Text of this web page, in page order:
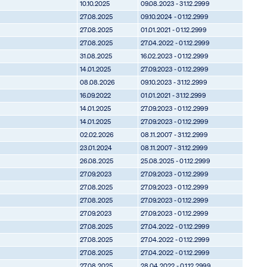
10.10.2025
09.08.2023 - 31.12.2999
27.08.2025
09.10.2024 - 01.12.2999
27.08.2025
01.01.2021 - 01.12.2999
27.08.2025
27.04.2022 - 01.12.2999
31.08.2025
16.02.2023 - 01.12.2999
14.01.2025
27.09.2023 - 01.12.2999
08.08.2026
09.10.2023 - 31.12.2999
16.09.2022
01.01.2021 - 31.12.2999
14.01.2025
27.09.2023 - 01.12.2999
14.01.2025
27.09.2023 - 01.12.2999
02.02.2026
08.11.2007 - 31.12.2999
23.01.2024
08.11.2007 - 31.12.2999
26.08.2025
25.08.2025 - 01.12.2999
27.09.2023
27.09.2023 - 01.12.2999
27.08.2025
27.09.2023 - 01.12.2999
27.08.2025
27.09.2023 - 01.12.2999
27.09.2023
27.09.2023 - 01.12.2999
27.08.2025
27.04.2022 - 01.12.2999
27.08.2025
27.04.2022 - 01.12.2999
27.08.2025
27.04.2022 - 01.12.2999